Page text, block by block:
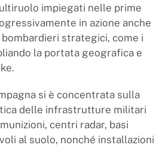
impiegati nelle prime
in azione anche
strategici, come i
la portata geografica e
si è concentrata sulla
delle infrastrutture militari
centri radar, basi
al suolo, nonché installazioni